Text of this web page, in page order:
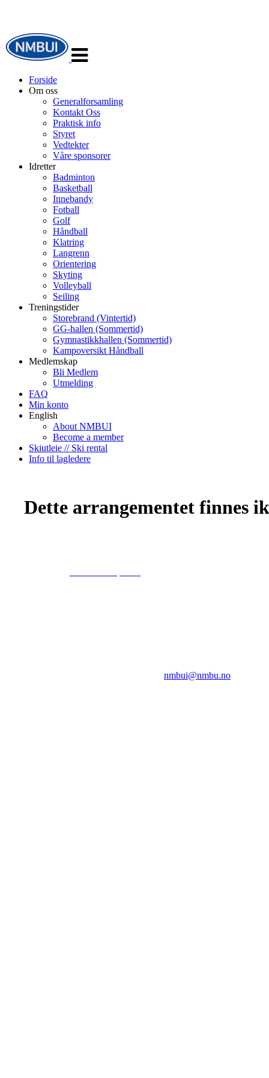
navigasjon
Forside
Om oss
Generalforsamling
Kontakt Oss
Praktisk info
Styret
Vedtekter
Våre sponsorer
Idretter
Badminton
Basketball
Innebandy
Fotball
Golf
Håndball
Klatring
Langrenn
Orientering
Skyting
Volleyball
Seiling
Treningstider
Storebrand (Vintertid)
GG-hallen (Sommertid)
Gymnastikkhallen (Sommertid)
Kampoversikt Håndball
Medlemskap
Bli Medlem
Utmelding
FAQ
Min konto
English
About NMBUI
Become a member
Skiutleie // Ski rental
Info til lagledere
Dette arrangementet finnes
nmbui@nmbu.no